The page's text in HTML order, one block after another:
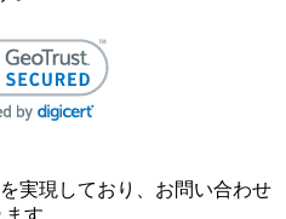
実現しており、お問い合わせ
す。